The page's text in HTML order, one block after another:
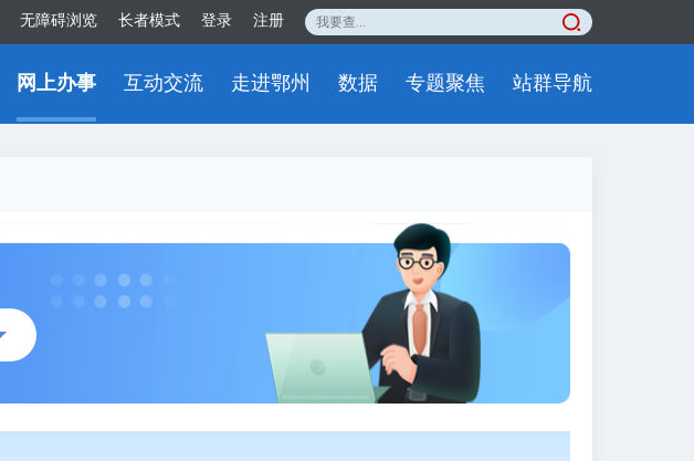
无障碍浏览 长者模式 登录 注册
网上办事 互动交流 走进鄂州 数据 专题聚焦 站群导航